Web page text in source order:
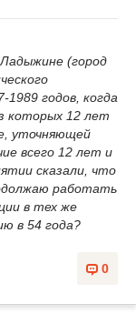
(город
1989 годов, когда
которых 12 лет
уточняющей
всего 12 лет и
сказали, что
работать
в тех же
в 54 года?
0